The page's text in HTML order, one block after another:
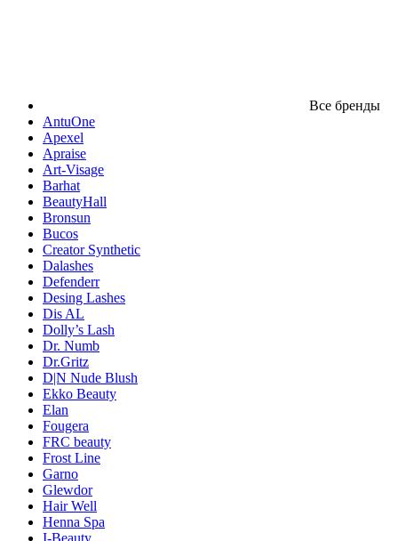
Все бренды
AntuOne
Apexel
Apraise
Art-Visage
Barhat
BeautyHall
Bronsun
Bucos
Creator Synthetic
Dalashes
Defenderr
Desing Lashes
Dis AL
Dolly’s Lash
Dr. Numb
Dr.Gritz
D|N Nude Blush
Ekko Beauty
Elan
Fougera
FRC beauty
Frost Line
Garno
Glewdor
Hair Well
Henna Spa
I-Beauty